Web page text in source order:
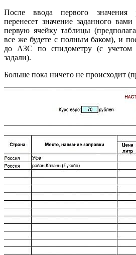
После ввода первого значения
перенесет значение заданного
первую ячейку таблицы
все же будете с полным баком), и
до АЗС по спидометру (с учетом
задали).
Больше пока ничего не происходит